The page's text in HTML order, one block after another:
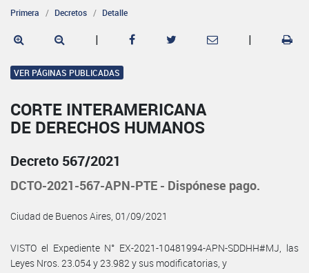
Primera Decretos Detalle
| |
VER PÁGINAS PUBLICADAS
CORTE INTERAMERICANA
DE DERECHOS HUMANOS
Decreto 567/2021
DCTO-2021-567-APN-PTE - Dispónese pago.
Ciudad de Buenos Aires, 01/09/2021
VISTO el Expediente N° EX-2021-10481994-APN-SDDHH#MJ, las
Leyes Nros. 23.054 y 23.982 y sus modificatorias, y